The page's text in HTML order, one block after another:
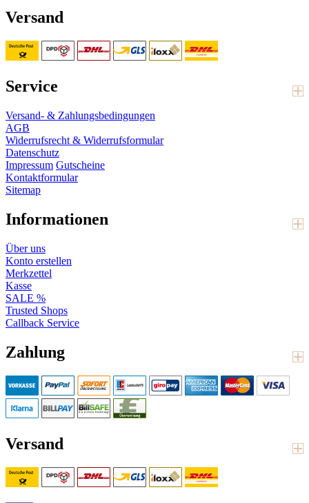
Versand
Service
Versand- & Zahlungsbedingungen
AGB
Widerrufsrecht & Widerrufsformular
Datenschutz
Impressum Gutscheine
Kontaktformular
Sitemap
Informationen
Über uns
Konto erstellen
Merkzettel
Kasse
SALE %
Trusted Shops
Callback Service
Zahlung
Versand